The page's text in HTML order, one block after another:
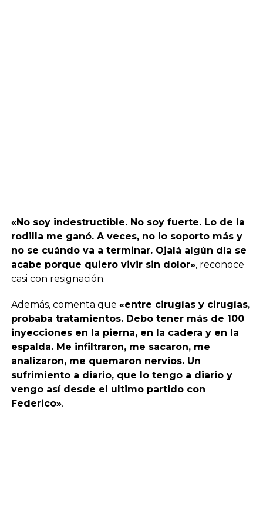
«No soy indestructible. No soy fuerte. Lo de la
rodilla me ganó. A veces, no lo soporto más y
no se cuándo va a terminar. Ojalá algún día se
acabe porque quiero vivir sin dolor», reconoce
casi con resignación.
Además, comenta que «entre cirugías y cirugías,
probaba tratamientos. Debo tener más de 100
inyecciones en la pierna, en la cadera y en la
espalda. Me infiltraron, me sacaron, me
analizaron, me quemaron nervios. Un
sufrimiento a diario, que lo tengo a diario y
vengo así desde el ultimo partido con
Federico».